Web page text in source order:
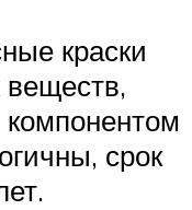
краски
срок